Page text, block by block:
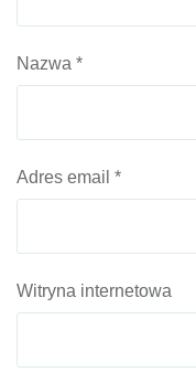
Nazwa *
Adres email *
Witryna internetowa